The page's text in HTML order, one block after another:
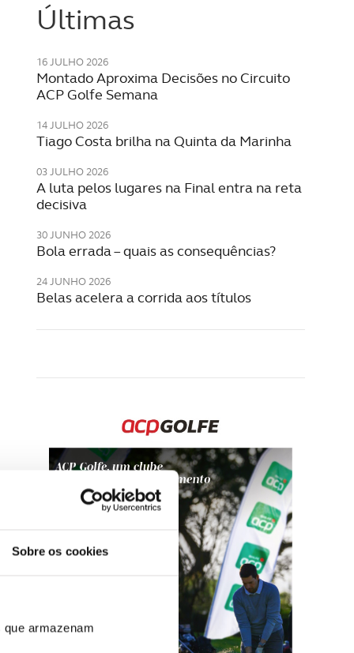
Sobre os cookies
armazenam
Últimas
16 JULHO 2026
Montado Aproxima Decisões no Circuito
ACP Golfe Semana
14 JULHO 2026
Tiago Costa brilha na Quinta da Marinha
03 JULHO 2026
A luta pelos lugares na Final entra na reta
decisiva
30 JUNHO 2026
Bola errada – quais as consequências?
24 JUNHO 2026
Belas acelera a corrida aos títulos